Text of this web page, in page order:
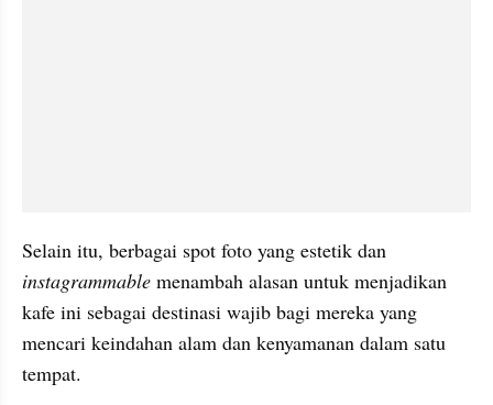
instagrammable menambah alasan untuk menjadikan
kafe ini sebagai destinasi wajib bagi mereka yang
mencari keindahan alam dan kenyamanan dalam satu
tempat.